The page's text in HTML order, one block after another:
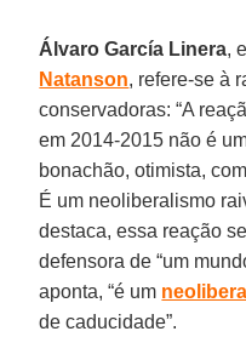
Álvaro García Linera,
Natanson, refere-se à
conservadoras: “A
em 2014-2015 não é
bonachão, otimista,
É um neoliberalismo
destaca, essa reação
defensora de “um
aponta, “é um
de caducidade”.